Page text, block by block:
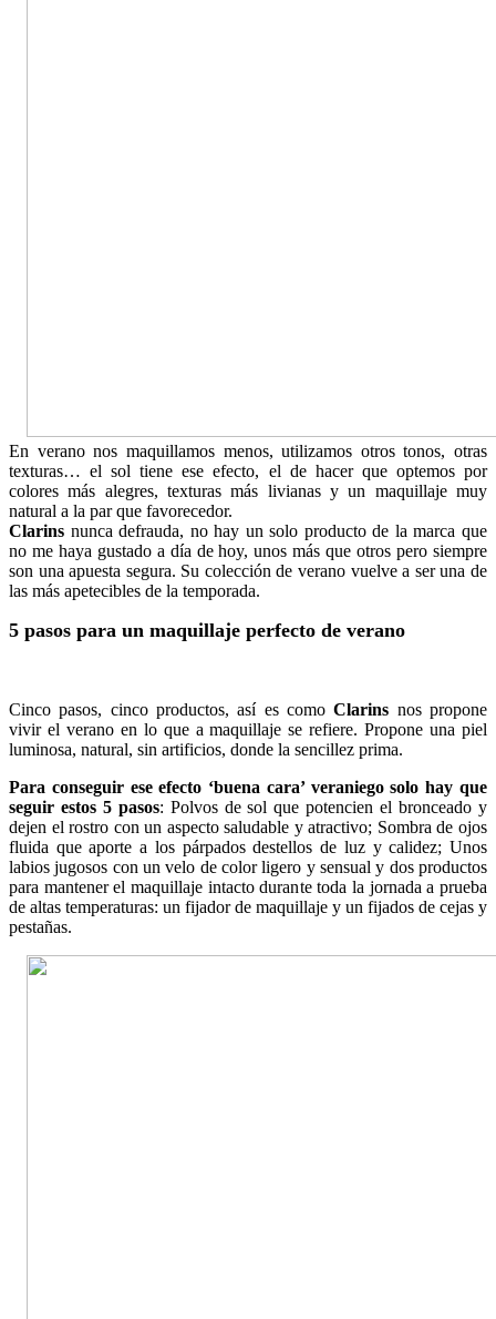
En verano nos maquillamos menos, utilizamos otros tonos, otras
texturas… el sol tiene ese efecto, el de hacer que optemos por
colores más alegres, texturas más livianas y un maquillaje muy
natural a la par que favorecedor.
Clarins nunca defrauda, no hay un solo producto de la marca que
no me haya gustado a día de hoy, unos más que otros pero siempre
son una apuesta segura. Su colección de verano vuelve a ser una de
las más apetecibles de la temporada.
5 pasos para un maquillaje perfecto de verano
Cinco pasos, cinco productos, así es comoClarins nos propone
vivir el verano en lo que a maquillaje se refiere. Propone una piel
luminosa, natural, sin artificios, donde la sencillez prima.
Para conseguir ese efecto ‘buena cara’ veraniego solo hay que
seguir estos 5 pasos: Polvos de sol que potencien el bronceado y
dejen el rostro con un aspecto saludable y atractivo; Sombra de ojos
fluida que aporte a los párpados destellos de luz y calidez; Unos
labios jugosos con un velo de color ligero y sensual y dos productos
para mantener el maquillaje intacto durante toda la jornada a prueba
de altas temperaturas: un fijador de maquillaje y un fijados de cejas y
pestañas.